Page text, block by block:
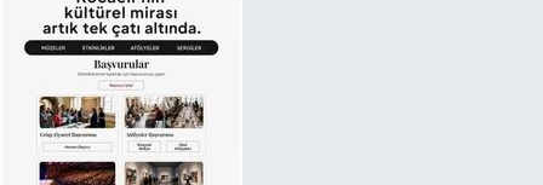
Trafik Durumu
Süper Lig Puan Durumu ve Fikstür
Tüm Manşetler